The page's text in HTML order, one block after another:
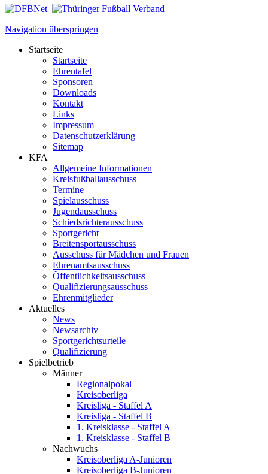
Navigation überspringen
Startseite
Startseite
Ehrentafel
Sponsoren
Downloads
Kontakt
Links
Impressum
Datenschutzerklärung
Sitemap
KFA
Allgemeine Informationen
Kreisfußballausschuss
Termine
Spielausschuss
Jugendausschuss
Schiedsrichterausschuss
Sportgericht
Breitensportausschuss
Ausschuss für Mädchen und Frauen
Ehrenamtsausschuss
Öffentlichkeitsausschuss
Qualifizierungsausschuss
Ehrenmitglieder
Aktuelles
News
Newsarchiv
Sportgerichtsurteile
Qualifizierung
Spielbetrieb
Männer
Regionalpokal
Kreisoberliga
Kreisliga - Staffel A
Kreisliga - Staffel B
1. Kreisklasse - Staffel A
1. Kreisklasse - Staffel B
Nachwuchs
Kreisoberliga A-Junioren
Kreisoberliga B-Junioren